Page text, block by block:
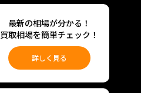
最新の相場が分かる！
買取相場を簡単チェック！
詳しく見る